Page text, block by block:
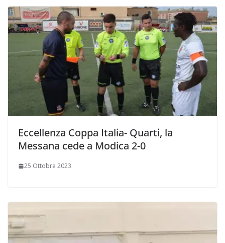
Eccellenza Coppa Italia- Quarti, la
Messana cede a Modica 2-0
25 Ottobre 2023